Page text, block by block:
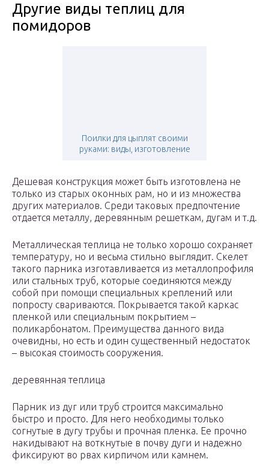
Другие виды теплиц для
помидоров
Поилки для цыплят своими
руками: виды, изготовление
Дешевая конструкция может быть изготовлена не
только из старых оконных рам, но и из множества
других материалов. Среди таковых предпочтение
отдается металлу, деревянным решеткам, дугам и т.д.
Металлическая теплица не только хорошо сохраняет
температуру, но и весьма стильно выглядит. Скелет
такого парника изготавливается из металлопрофиля
или стальных труб, которые соединяются между
собой при помощи специальных креплений или
попросту свариваются. Покрывается такой каркас
пленкой или специальным покрытием –
поликарбонатом. Преимущества данного вида
очевидны, но есть и один существенный недостаток
– высокая стоимость сооружения.
деревянная теплица
Парник из дуг или труб строится максимально
быстро и просто. Для него необходимы только
согнутые в дугу трубы и прочная пленка. Ее прочно
накидывают на воткнутые в почву дуги и надежно
фиксируют во рвах кирпичом или камнем.